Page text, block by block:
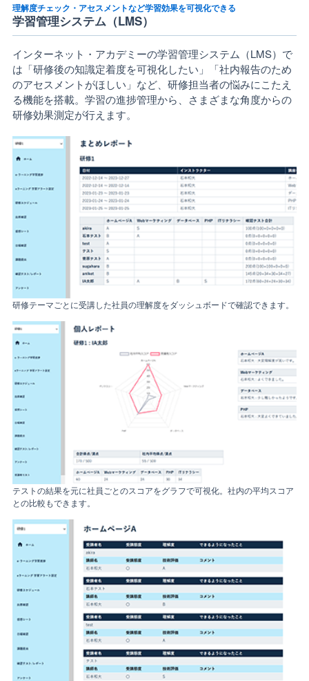
理解度チェック・アセスメントなど学習効果を可視化できる
学習管理システム（LMS）
インターネット・アカデミーの学習管理システム（LMS）で
は「研修後の知識定着度を可視化したい」「社内報告のため
のアセスメントがほしい」など、研修担当者の悩みにこたえ
る機能を搭載。学習の進捗管理から、さまざまな角度からの
研修効果測定が行えます。
研修テーマごとに受講した社員の理解度をダッシュボードで確認できます。
テストの結果を元に社員ごとのスコアをグラフで可視化。社内の平均スコア
との比較もできます。